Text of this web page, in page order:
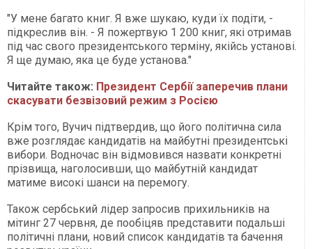
"У мене багато книг. Я вже шукаю, куди їх подіти, -
підкреслив він. - Я пожертвую 1 200 книг, які отримав
під час свого президентського терміну, якійсь установі.
Я ще думаю, яка це буде установа."
Читайте також: Президент Сербії заперечив плани
скасувати безвізовий режим з Росією
Крім того, Вучич підтвердив, що його політична сила
вже розглядає кандидатів на майбутні президентські
вибори. Водночас він відмовився назвати конкретні
прізвища, наголосивши, що майбутній кандидат
матиме високі шанси на перемогу.
Також сербський лідер запросив прихильників на
мітинг 27 червня, де пообіцяв представити подальші
політичні плани, новий список кандидатів та бачення